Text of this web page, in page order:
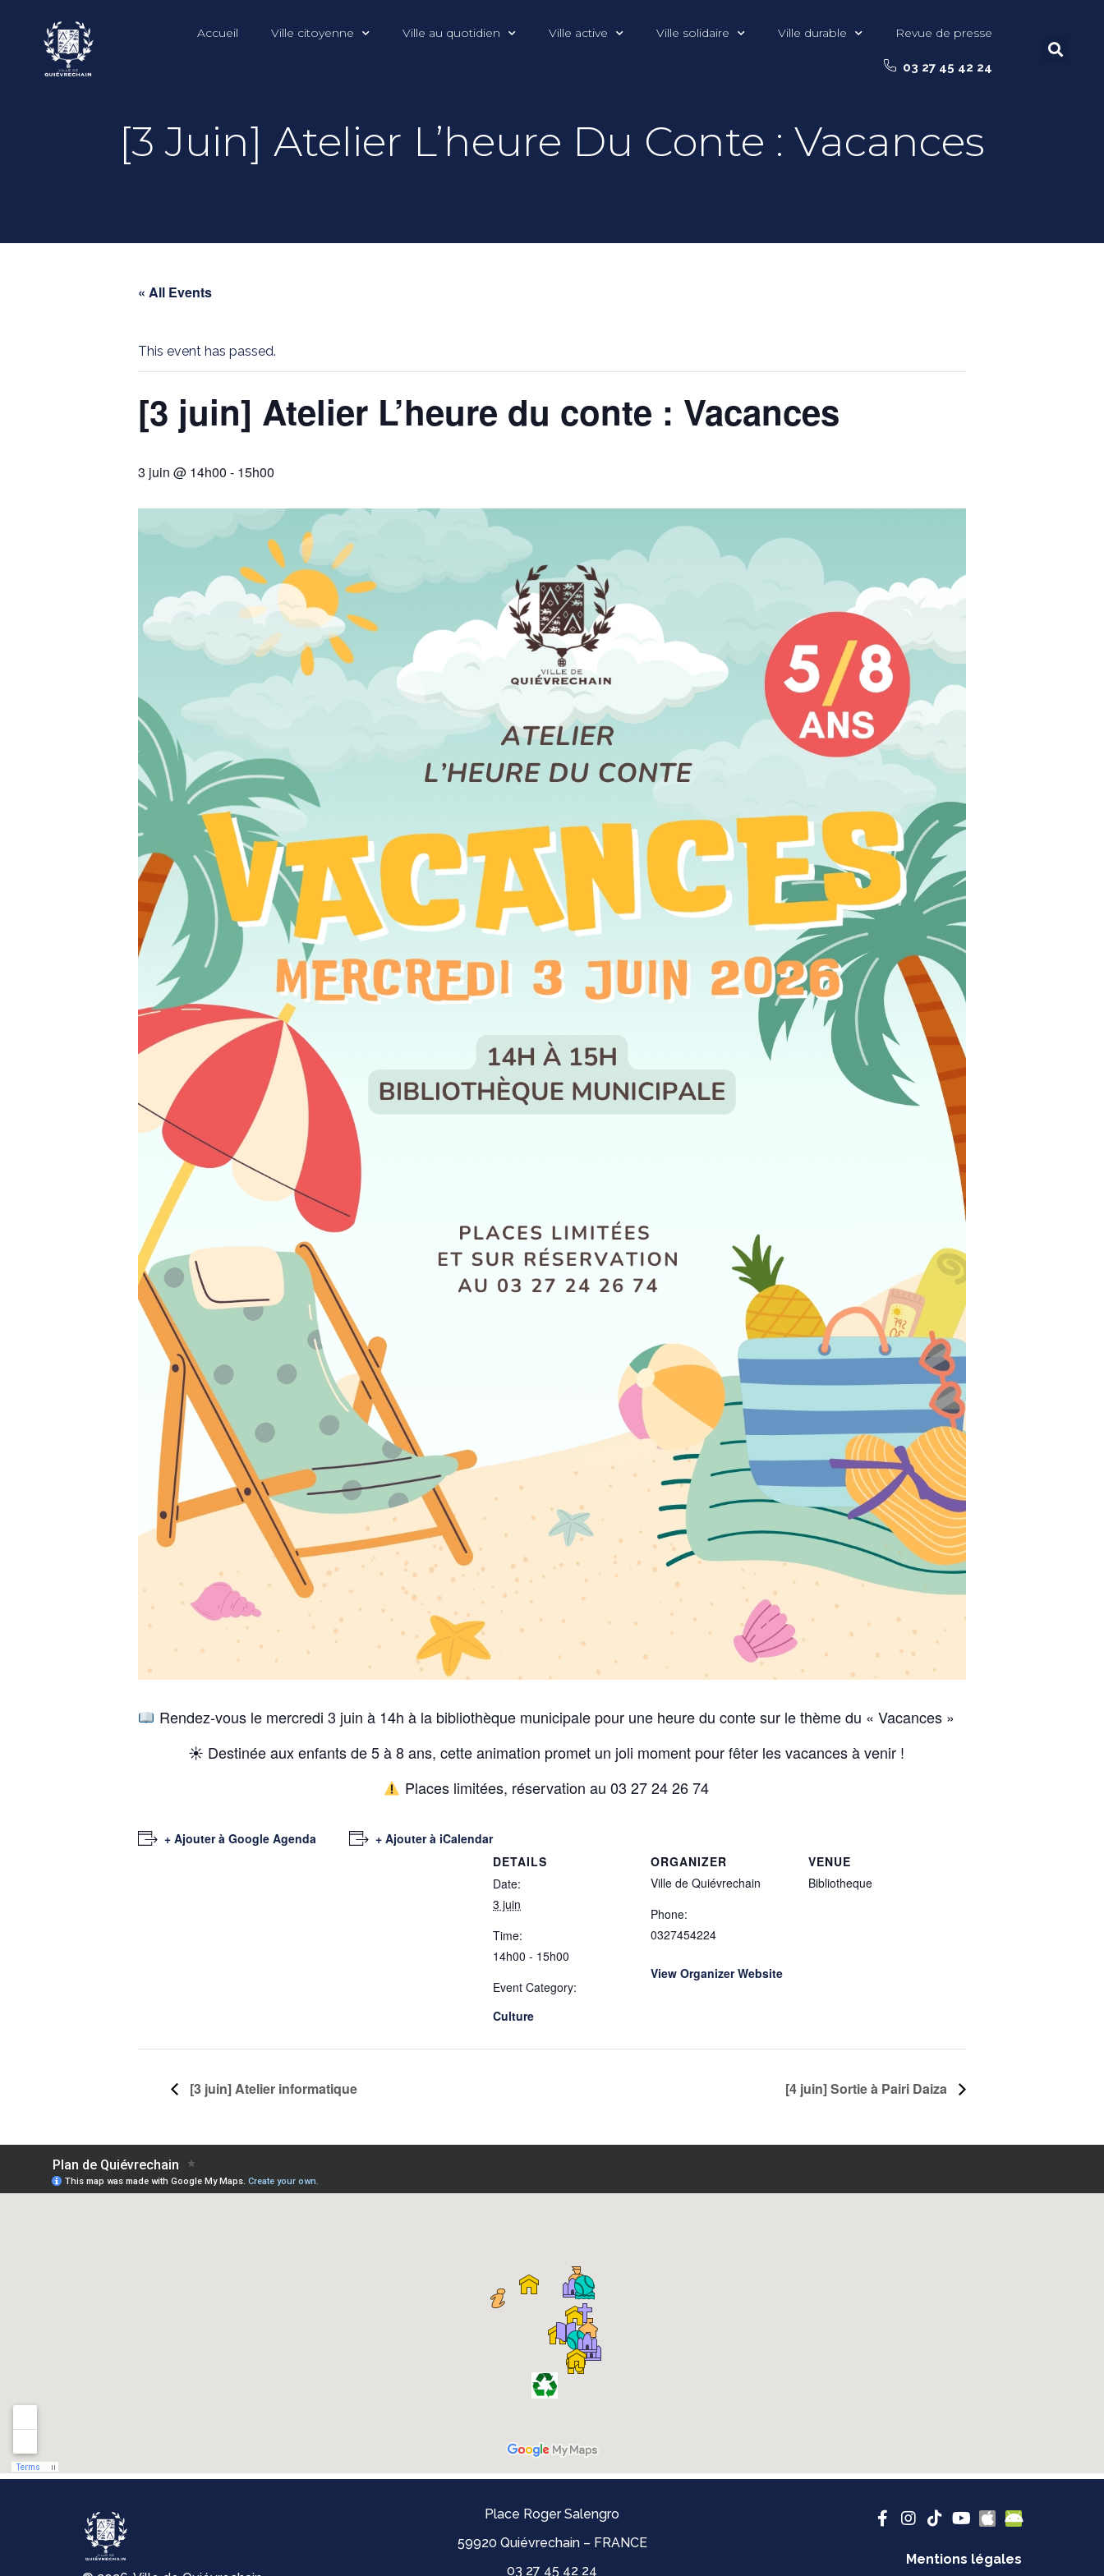
Accueil Ville citoyenne Ville au quotidien Ville active Ville solidaire Ville durable Revue de presse
03 27 45 42 24
[3 Juin] Atelier L’heure Du Conte : Vacances
« All Events
This event has passed.
[3 juin] Atelier L’heure du conte : Vacances
3 juin @ 14h00 - 15h00
Rendez-vous le mercredi 3 juin à 14h à la bibliothèque municipale pour une heure du conte sur le thème du « Vacances »
☀ Destinée aux enfants de 5 à 8 ans, cette animation promet un joli moment pour fêter les vacances à venir !
Places limitées, réservation au 03 27 24 26 74
+ Ajouter à Google Agenda
+ Ajouter à iCalendar
DETAILS
Date:
3 juin
Time:
14h00 - 15h00
Event Category:
Culture
ORGANIZER
Ville de Quiévrechain
Phone:
0327454224
View Organizer Website
VENUE
Bibliotheque
[3 juin] Atelier informatique [4 juin] Sortie à Pairi Daiza
Place Roger Salengro
59920 Quiévrechain – FRANCE
03 27 45 42 24
Mentions légales